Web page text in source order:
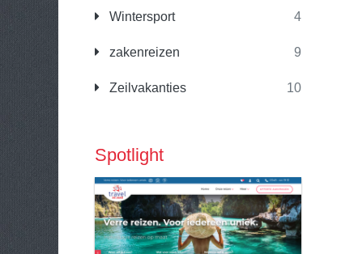
Wintersport 4
zakenreizen 9
Zeilvakanties 10
Spotlight